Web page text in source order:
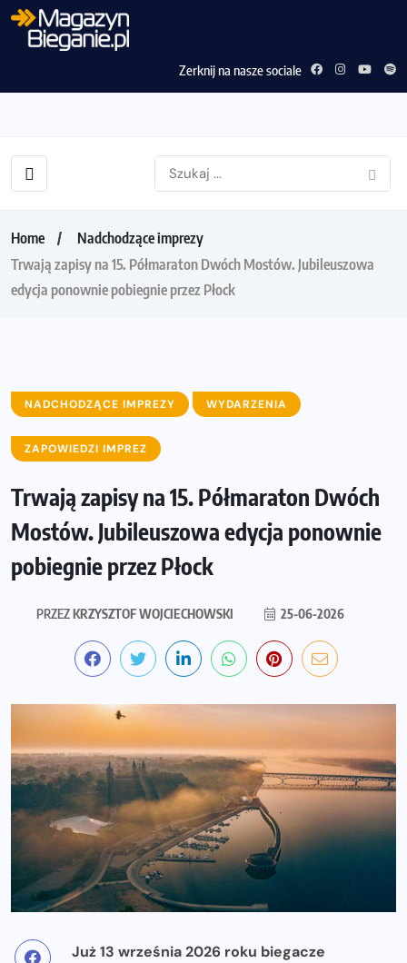
Zerknij na nasze sociale
Home
Nadchodzące imprezy
Trwają zapisy na 15. Półmaraton Dwóch Mostów. Jubileuszowa
edycja ponownie pobiegnie przez Płock
NADCHODZĄCE IMPREZY WYDARZENIA
ZAPOWIEDZI IMPREZ
Trwają zapisy na 15. Półmaraton Dwóch
Mostów. Jubileuszowa edycja ponownie
pobiegnie przez Płock
PRZEZKRZYSZTOF WOJCIECHOWSKI 25-06-2026
Już 13 września 2026 roku biegacze